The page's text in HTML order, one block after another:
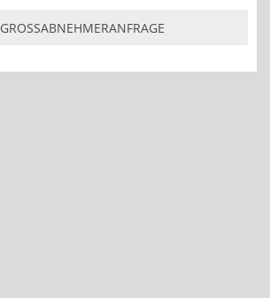
GROSSABNEHMERANFRAGE